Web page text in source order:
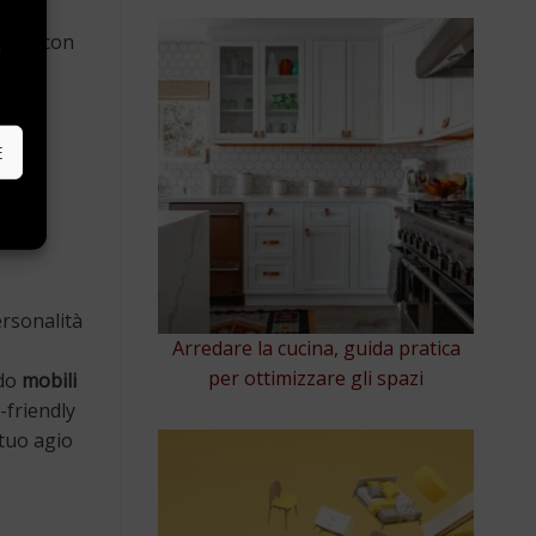
con
mobili
friendly
agio
Arredare la cucina, guida pratica
per ottimizzare gli spazi